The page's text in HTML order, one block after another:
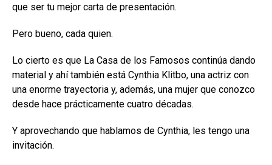
que ser tu mejor carta de presentación.
Pero bueno, cada quien.
Lo cierto es que La Casa de los Famosos continúa dando
material y ahí también está Cynthia Klitbo, una actriz con
una enorme trayectoria y, además, una mujer que conozco
desde hace prácticamente cuatro décadas.
Y aprovechando que hablamos de Cynthia, les tengo una
invitación.